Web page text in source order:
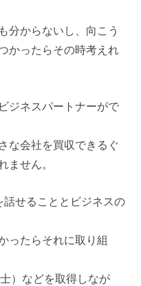
分からないし、向こう
かったらその時考えれ
ジネスパートナーがで
な会社を買収できるぐ
ません。
せることとビジネスの
ったらそれに取り組
）などを取得しなが